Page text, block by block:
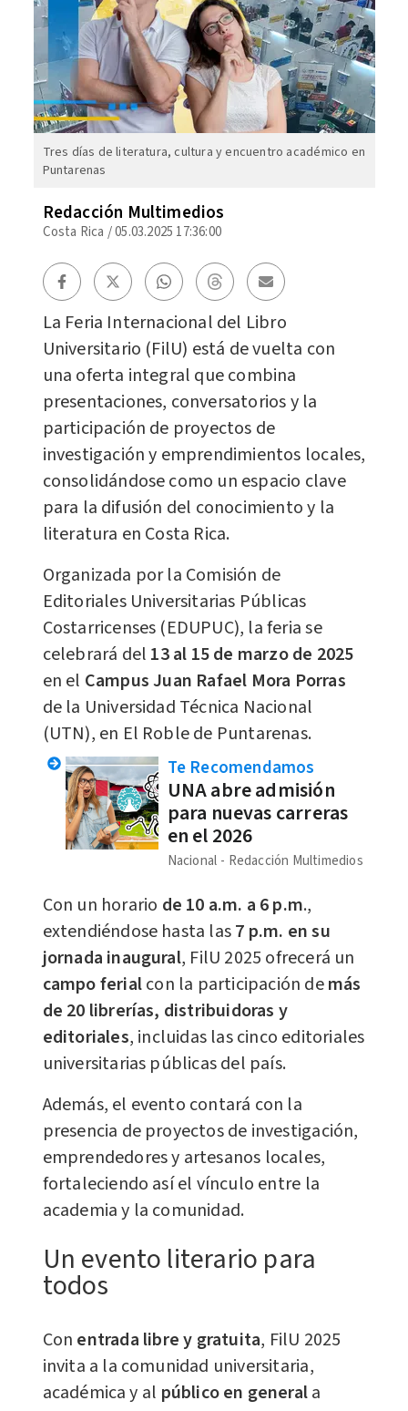
Tres días de literatura, cultura y encuentro académico en
Puntarenas
Redacción Multimedios
Costa Rica /05.03.2025 17:36:00
La Feria Internacional del Libro
Universitario (FilU) está de vuelta con
una oferta integral que combina
presentaciones, conversatorios y la
participación de proyectos de
investigación y emprendimientos locales,
consolidándose como un espacio clave
para la difusión del conocimiento y la
literatura en Costa Rica.
Organizada por la Comisión de
Editoriales Universitarias Públicas
Costarricenses (EDUPUC), la feria se
celebrará del 13 al 15 de marzo de 2025
en el Campus Juan Rafael Mora Porras
de la Universidad Técnica Nacional
(UTN), en El Roble de Puntarenas.
Te Recomendamos
UNA abre admisión
para nuevas carreras
en el 2026
Nacional Redacción Multimedios
Con un horario de 10 a.m. a 6 p.m.,
extendiéndose hasta las7 p.m. en su
jornada inaugural, FilU 2025 ofrecerá un
campo ferialcon la participación demás
de 20 librerías, distribuidoras y
editoriales, incluidas las cinco editoriales
universitarias públicas del país.
Además, el evento contará con la
presencia de proyectos de investigación,
emprendedores y artesanos locales,
fortaleciendo así el vínculo entre la
academia y la comunidad.
Un evento literario para
todos
Con entrada libre y gratuita, FilU 2025
invita a la comunidad universitaria,
académica y al público en generala